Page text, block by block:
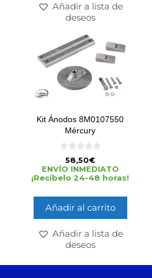
Añadir a lista de
deseos
Kit Ánodos 8M0107550
Mércury
d
e
5
58,50€
ENVÍO INMEDIATO
¡Recíbelo 24-48 horas!
Añadir al carrito
Añadir a lista de
deseos